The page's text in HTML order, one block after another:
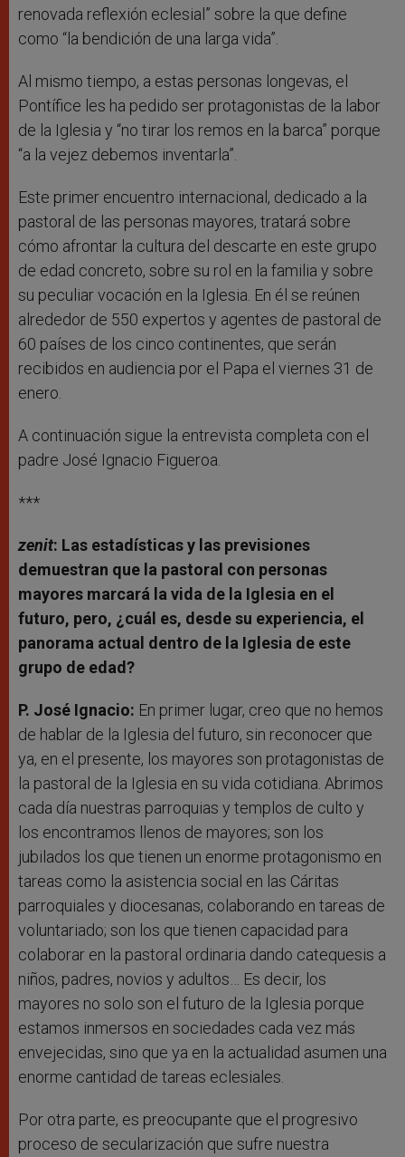
renovada reflexión eclesial” sobre la que define
como “la bendición de una larga vida”.
Al mismo tiempo, a estas personas longevas, el
Pontífice les ha pedido ser protagonistas de la labor
de la Iglesia y “no tirar los remos en la barca” porque
“a la vejez debemos inventarla”.
Este primer encuentro internacional, dedicado a la
pastoral de las personas mayores, tratará sobre
cómo afrontar la cultura del descarte en este grupo
de edad concreto, sobre su rol en la familia y sobre
su peculiar vocación en la Iglesia. En él se reúnen
alrededor de 550 expertos y agentes de pastoral de
60 países de los cinco continentes, que serán
recibidos en audiencia por el Papa el viernes 31 de
enero.
A continuación sigue la entrevista completa con el
padre José Ignacio Figueroa.
***
zenit: Las estadísticas y las previsiones
demuestran que la pastoral con personas
mayores marcará la vida de la Iglesia en el
futuro, pero, ¿cuál es, desde su experiencia, el
panorama actual dentro de la Iglesia de este
grupo de edad?
P. José Ignacio: En primer lugar, creo que no hemos
de hablar de la Iglesia del futuro, sin reconocer que
ya, en el presente, los mayores son protagonistas de
la pastoral de la Iglesia en su vida cotidiana. Abrimos
cada día nuestras parroquias y templos de culto y
los encontramos llenos de mayores; son los
jubilados los que tienen un enorme protagonismo en
tareas como la asistencia social en las Cáritas
parroquiales y diocesanas, colaborando en tareas de
voluntariado; son los que tienen capacidad para
colaborar en la pastoral ordinaria dando catequesis a
niños, padres, novios y adultos… Es decir, los
mayores no solo son el futuro de la Iglesia porque
estamos inmersos en sociedades cada vez más
envejecidas, sino que ya en la actualidad asumen una
enorme cantidad de tareas eclesiales.
Por otra parte, es preocupante que el progresivo
proceso de secularización que sufre nuestra